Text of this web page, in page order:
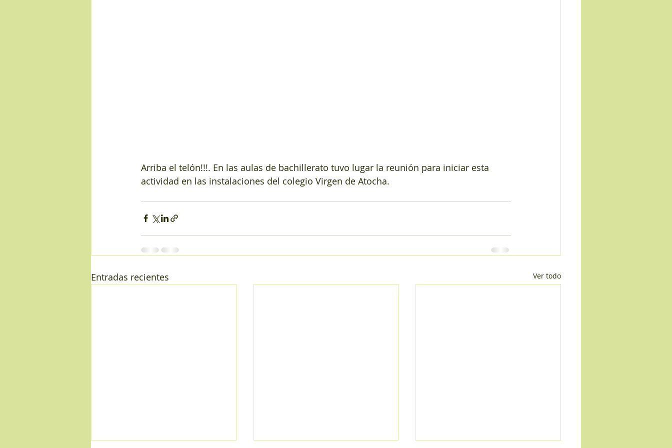
Arriba el telón!!!. En las aulas de bachillerato tuvo lugar la reunión para iniciar esta
actividad en las instalaciones del colegio Virgen de Atocha.
Entradas recientes Ver todo